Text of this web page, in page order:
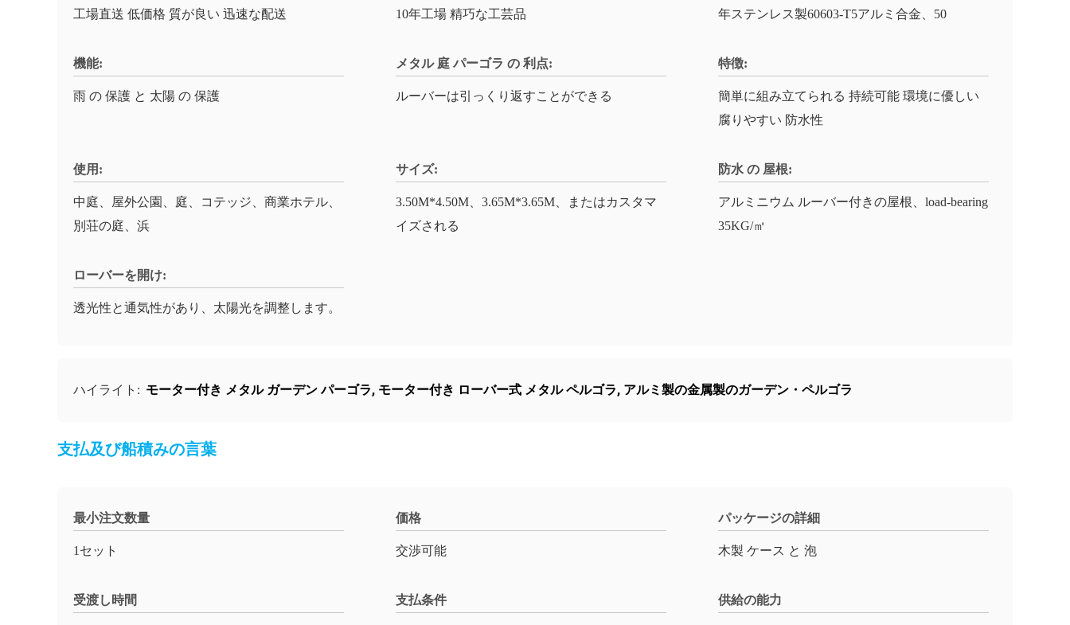
工場直送 低価格 質が良い 迅速な配送 10年工場 精巧な工芸品 年ステンレス製60603-T5アルミ合金、50
機能:
雨 の 保護 と 太陽 の 保護
メタル 庭 パーゴラ の 利点:
ルーバーは引っくり返すことができる
特徴:
簡単に組み立てられる 持続可能 環境に優しい
腐りやすい 防水性
使用:
中庭、屋外公園、庭、コテッジ、商業ホテル、
別荘の庭、浜
サイズ:
3.50M*4.50M、3.65M*3.65M、またはカスタマ
イズされる
防水 の 屋根:
アルミニウム ルーバー付きの屋根、load-bearing
35KG/㎡
ローバーを開け:
透光性と通気性があり、太陽光を調整します。
ハイライト: モーター付き メタル ガーデン パーゴラ, モーター付き ローバー式 メタル ペルゴラ, アルミ製の金属製のガーデン・ペルゴラ
支払及び船積みの言葉
最小注文数量
1セット
価格
交渉可能
パッケージの詳細
木製 ケース と 泡
受渡し時間 支払条件 供給の能力